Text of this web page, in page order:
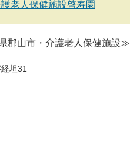
老人保健施設啓寿園
山市・介護老人保健施設≫
坦31